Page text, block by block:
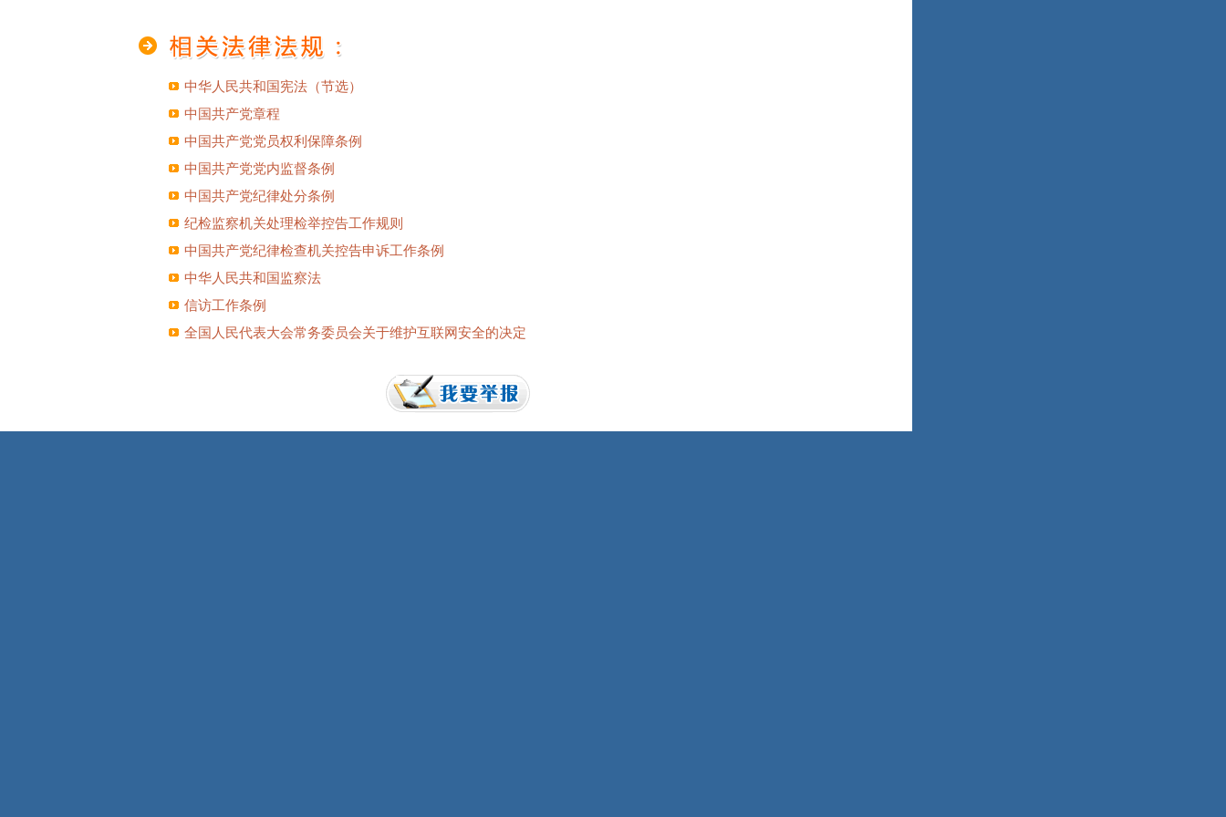
中华人民共和国宪法（节选）
中国共产党章程
中国共产党党员权利保障条例
中国共产党党内监督条例
中国共产党纪律处分条例
纪检监察机关处理检举控告工作规则
中国共产党纪律检查机关控告申诉工作条例
中华人民共和国监察法
信访工作条例
全国人民代表大会常务委员会关于维护互联网安全的决定